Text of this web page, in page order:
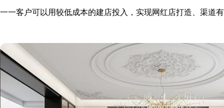
一一客户可以用较低成本的建店投入，实现网红店打造、渠道